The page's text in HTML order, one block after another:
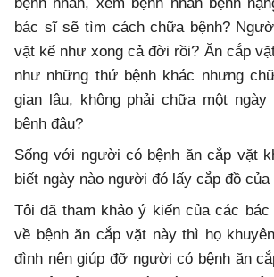
bác sĩ sẽ tìm cách chữa bệnh?
vặt kể như xong cả đời rồi? Ăn cắp
như những thứ bệnh khác nhưng
gian lâu, không phải chữa một ngày
bệnh đâu?
Sống với người có bệnh ăn cắp vặt
biết ngày nào người đó lấy cắp đồ của
Tôi đã tham khảo ý kiến của các
về bệnh ăn cắp vặt này thì họ
đình nên giúp đỡ người có bệnh ăn